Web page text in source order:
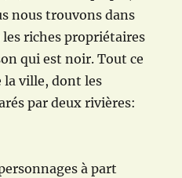
nous trouvons dans
riches propriétaires
qui est noir. Tout ce
la ville, dont les
par deux rivières:
à part